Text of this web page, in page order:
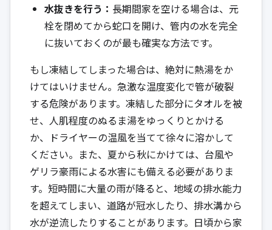
水抜きを行う： 長期間家を空ける場合は、元
栓を閉めてから蛇口を開け、管内の水を完全
に抜いておくのが最も確実な方法です。
もし凍結してしまった場合は、絶対に熱湯をか
けてはいけません。急激な温度変化で管が破裂
する危険があります。凍結した部分にタオルを被
せ、人肌程度のぬるま湯をゆっくりとかける
か、ドライヤーの温風を当てて徐々に溶かして
ください。また、夏から秋にかけては、台風や
ゲリラ豪雨による水害にも備える必要がありま
す。短時間に大量の雨が降ると、地域の排水能力
を超えてしまい、道路が冠水したり、排水溝から
水が逆流したりすることがあります。日頃から家